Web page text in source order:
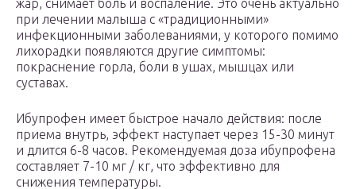
жар, снимает боль и воспаление. Это очень актуально
при лечении малыша с «традиционными»
инфекционными заболеваниями, у которого помимо
лихорадки появляются другие симптомы:
покраснение горла, боли в ушах, мышцах или
суставах.
Ибупрофен имеет быстрое начало действия: после
приема внутрь, эффект наступает через 15-30 минут
и длится 6-8 часов. Рекомендуемая доза ибупрофена
составляет 7-10 мг / кг, что эффективно для
снижения температуры.